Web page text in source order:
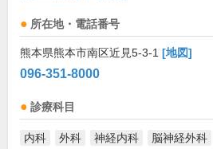
所在地・電話番号
熊本県熊本市南区近見5-3-1 [地図]
096-351-8000
診療科目
内科 外科 神経内科 脳神経外科